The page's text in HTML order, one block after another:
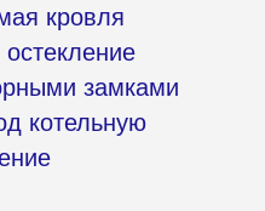
кровля
замками
котельную